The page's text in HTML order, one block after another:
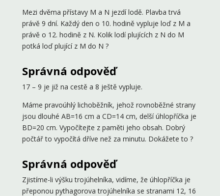
Mezi dvěma přístavy M a N jezdí lodě. Plavba trvá
právě 9 dní. Každý den o 10. hodině vypluje loď z M a
právě o 12. hodině z N. Kolik lodí plujících z N do M
potká loď plující z M do N ?
Správná odpověď
17 – 9 je již na cestě a 8 ještě vypluje.
Máme pravoúhlý lichoběžník, jehož rovnoběžné strany
jsou dlouhé AB=16 cm a CD=14 cm, delší úhlopříčka je
BD=20 cm. Vypočítejte z paměti jeho obsah. Dobrý
počtář to vypočítá dříve než za minutu. Dokážete to ?
Správná odpověď
Zjistíme-li výšku trojúhelníka, vidíme, že úhlopříčka je
přeponou pythagorova trojúhelníka se stranami 12, 16